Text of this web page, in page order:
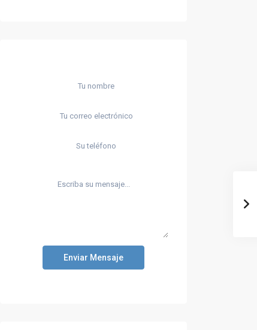
Enviar Mensaje